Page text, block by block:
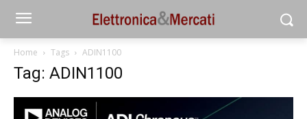
Home Tags ADIN1100
Tag: ADIN1100